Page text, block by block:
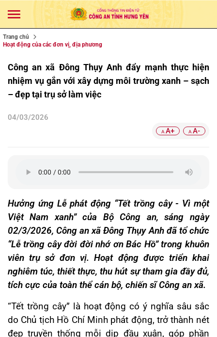
Trang chủ
Hoạt động của các đơn vị, địa phương
Công an xã Đông Thụy Anh đẩy mạnh thực hiện
nhiệm vụ gắn với xây dựng môi trường xanh – sạch
– đẹp tại trụ sở làm việc
04/03/2026
A A+ A A-
Hưởng ứng Lễ phát động “Tết trồng cây - Vì một
Việt Nam xanh” của Bộ Công an, sáng ngày
02/3/2026, Công an xã Đông Thụy Anh đã tổ chức
“Lễ trồng cây đời đời nhớ ơn Bác Hồ” trong khuôn
viên trụ sở đơn vị. Hoạt động được triển khai
nghiêm túc, thiết thực, thu hút sự tham gia đầy đủ,
tích cực của toàn thể cán bộ, chiến sĩ Công an xã.
“Tết trồng cây” là hoạt động có ý nghĩa sâu sắc
do Chủ tịch Hồ Chí Minh phát động, trở thành nét
đẹp truyền thống mỗi dịp đầu xuân, góp phần